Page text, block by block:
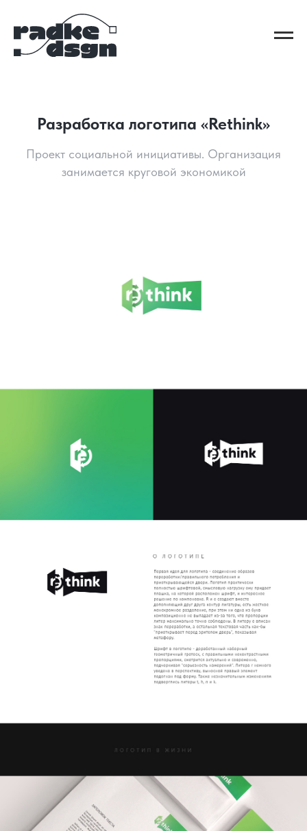
Разработка логотипа «Rethink»
Проект социальной инициативы. Организация
занимается круговой экономикой